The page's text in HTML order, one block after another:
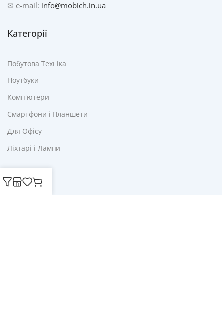
✉ e-mail: info@mobich.in.ua
Категорії
Побутова Техніка
Ноутбуки
Комп'ютери
Смартфони і Планшети
Для Офісу
Ліхтарі і Лампи
Корисне